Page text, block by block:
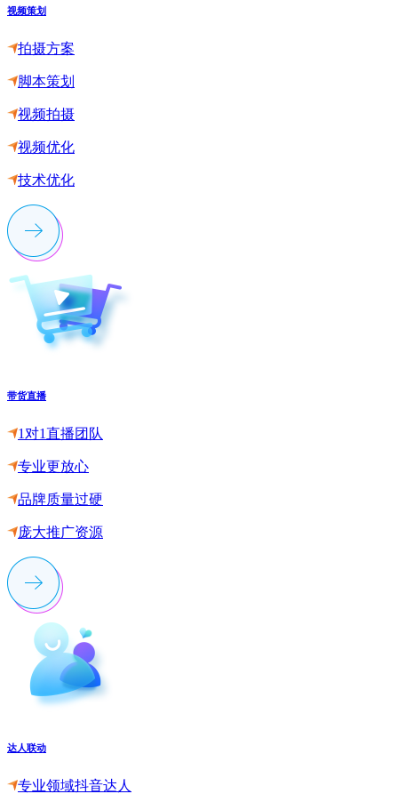
视频策划
拍摄方案
脚本策划
视频拍摄
视频优化
技术优化
带货直播
1对1直播团队
专业更放心
品牌质量过硬
庞大推广资源
达人联动
专业领域抖音达人